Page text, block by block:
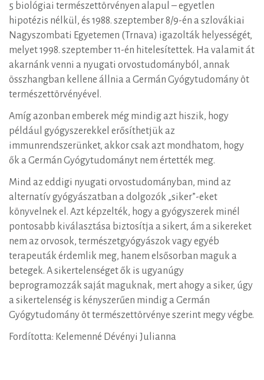
5 biológiai természettörvényen alapul – egyetlen
hipotézis nélkül, és 1988. szeptember 8/9-én a szlovákiai
Nagyszombati Egyetemen (Trnava) igazolták helyességét,
melyet 1998. szeptember 11-én hitelesítettek. Ha valamit át
akarnánk venni a nyugati orvostudományból, annak
összhangban kellene állnia a Germán Gyógytudomány öt
természettörvényével.
Amíg azonban emberek még mindig azt hiszik, hogy
például gyógyszerekkel erősíthetjük az
immunrendszerünket, akkor csak azt mondhatom, hogy
ők a Germán Gyógytudományt nem értették meg.
Mind az eddigi nyugati orvostudományban, mind az
alternatív gyógyászatban a dolgozók „siker”-eket
könyvelnek el. Azt képzelték, hogy a gyógyszerek minél
pontosabb kiválasztása biztosítja a sikert, ám a sikereket
nem az orvosok, természetgyógyászok vagy egyéb
terapeuták érdemlik meg, hanem elsősorban maguk a
betegek. A sikertelenséget ők is ugyanúgy
beprogramozzák saját maguknak, mert ahogy a siker, úgy
a sikertelenség is kényszerűen mindig a Germán
Gyógytudomány öt természettörvénye szerint megy végbe.
Fordította: Kelemenné Dévényi Julianna